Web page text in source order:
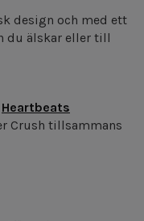
design och med ett
du älskar eller till
Heartbeats
Crush tillsammans